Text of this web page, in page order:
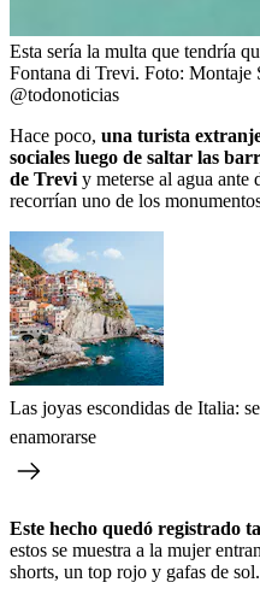
Esta sería la multa que tendría
Fontana di Trevi. Foto: Montaje
@todonoticias
Hace poco, una turista
sociales luego de saltar las
de Trevi y meterse al agua ante
recorrían uno de los
Las joyas escondidas de Italia:
enamorarse
Este hecho quedó registrado
estos se muestra a la mujer
shorts, un top rojo y gafas de sol.